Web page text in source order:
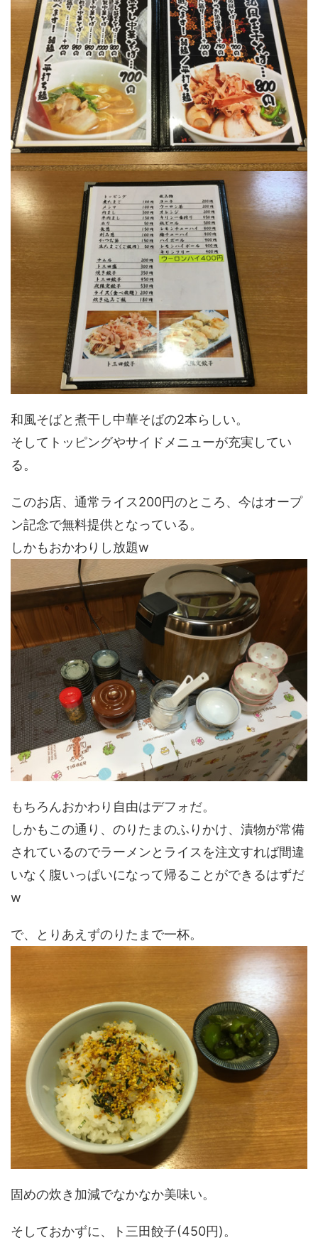
和風そばと煮干し中華そばの2本らしい。
そしてトッピングやサイドメニューが充実してい
る。
このお店、通常ライス200円のところ、今はオープ
ン記念で無料提供となっている。
しかもおかわりし放題w
もちろんおかわり自由はデフォだ。
しかもこの通り、のりたまのふりかけ、漬物が常備
されているのでラーメンとライスを注文すれば間違
いなく腹いっぱいになって帰ることができるはずだ
w
で、とりあえずのりたまで一杯。
固めの炊き加減でなかなか美味い。
そしておかずに、ト三田餃子(450円)。